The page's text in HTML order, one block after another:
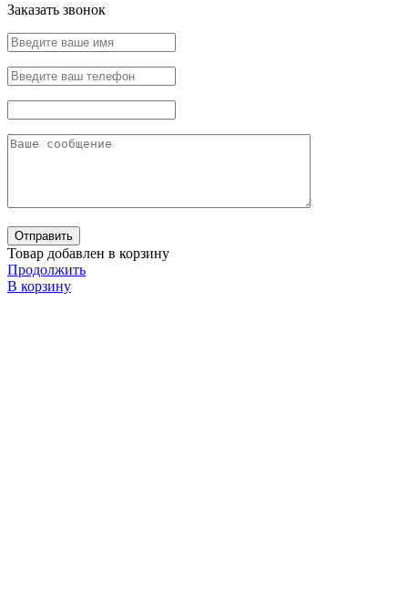
Заказать звонок
Товар добавлен в корзину
Продолжить
В корзину